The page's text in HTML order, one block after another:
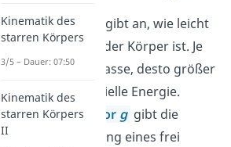
DieMasse
gibt an, wie leicht
oder schwer der Körper ist. Je
größer die Masse, desto größer
ist die potentielle Energie.
DerOrtsfaktor g gibt die
Beschleunigung eines frei
Kinematik des
starren Körpers
3/5 – Dauer: 07:50
Kinematik des
starren Körpers
II